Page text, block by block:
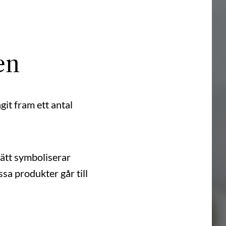
fram ett antal
symboliserar
produkter går till